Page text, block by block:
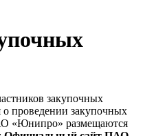
закупочных
проведении закупочных
«Юнипро» размещаются